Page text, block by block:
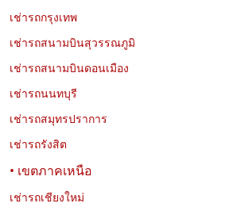
5 EV ดีไหม? รถไฟฟ้า SUV น่าใช้
ลังงาน
วิว Jaecoo 5 EV รถไฟฟ้า SUV 5 ที่นั่ง ดีไซน์พ
ระหยัดพลังงาน เหมาะสำหรับเช่าขับในเมืองแ
บ Exclusive Car Rental
เช่ารถกรุงเทพ
เช่ารถสนามบินสุวรรณภูมิ
เช่ารถสนามบินดอนเมือง
เช่ารถนนทบุรี
เช่ารถสมุทรปราการ
เช่ารถรังสิต
• เขตภาคเหนือ
เช่ารถเชียงใหม่